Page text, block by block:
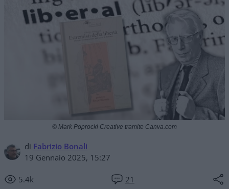
di Fabrizio Bonali
19 Gennaio 2025, 15:27
5.4k 21
© Mark Poprocki Creative tramite Canva.com